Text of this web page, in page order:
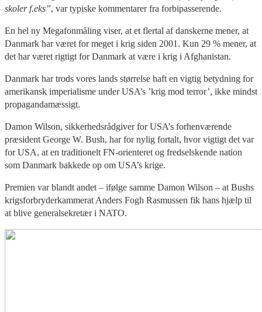
skoler f.eks”, var typiske kommentarer fra forbipasserende.
En hel ny Megafonmåling viser, at et flertal af danskerne mener, at
Danmark har været for meget i krig siden 2001. Kun 29 % mener, at
det har været rigtigt for Danmark at være i krig i Afghanistan.
Danmark har trods vores lands størrelse haft en vigtig betydning for
amerikansk imperialisme under USA’s ’krig mod terror’, ikke mindst
propagandamæssigt.
Damon Wilson, sikkerhedsrådgiver for USA’s forhenværende
præsident George W. Bush, har for nylig fortalt, hvor vigtigt det var
for USA, at en traditionelt FN-orienteret og fredselskende nation
som Danmark bakkede op om USA’s krige.
Premien var blandt andet – ifølge samme Damon Wilson – at Bushs
krigsforbryderkammerat Anders Fogh Rasmussen fik hans hjælp til
at blive generalsekretær i NATO.